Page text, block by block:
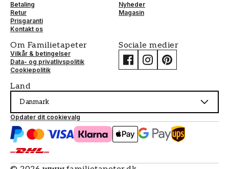
Betaling
Retur
Prisgaranti
Kontakt os
Nyheder
Magasin
Om Familietapeter
Vilkår & betingelser
Data- og privatlivspolitik
Cookiepolitik
Sociale medier
Land
Danmark
Opdater dit cookievalg